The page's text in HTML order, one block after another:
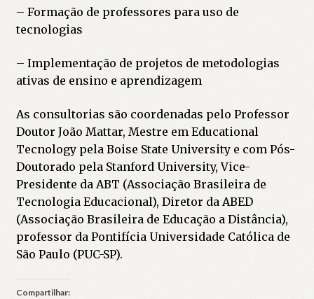
– Formação de professores para uso de
tecnologias
– Implementação de projetos de metodologias
ativas de ensino e aprendizagem
As consultorias são coordenadas pelo Professor
Doutor João Mattar, Mestre em Educational
Tecnology pela Boise State University e com Pós-
Doutorado pela Stanford University, Vice-
Presidente da ABT (Associação Brasileira de
Tecnologia Educacional), Diretor da ABED
(Associação Brasileira de Educação a Distância),
professor da Pontifícia Universidade Católica de
São Paulo (PUC-SP).
Compartilhar: